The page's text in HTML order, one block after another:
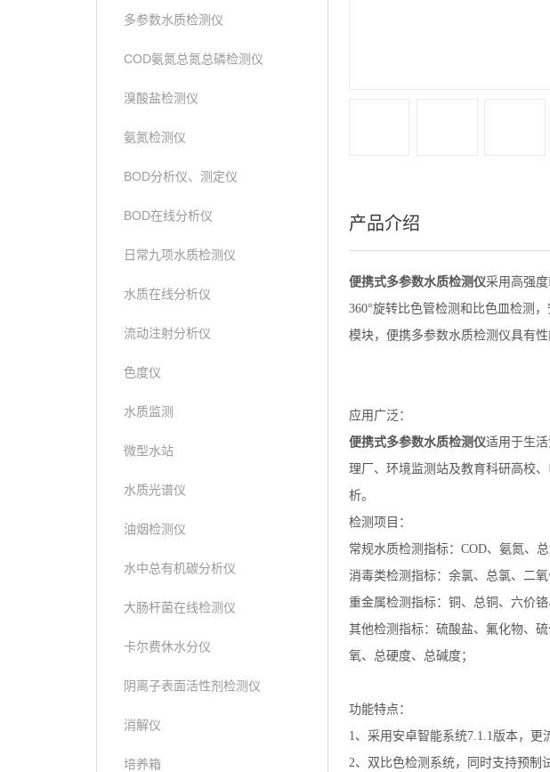
多参数水质检测仪
COD氨氮总氮总磷检测仪
溴酸盐检测仪
氨氮检测仪
BOD分析仪、测定仪
BOD在线分析仪
日常九项水质检测仪
水质在线分析仪
流动注射分析仪
色度仪
水质监测
微型水站
水质光谱仪
油烟检测仪
水中总有机碳分析仪
大肠杆菌在线检测仪
卡尔费休水分仪
阴离子表面活性剂检测仪
消解仪
培养箱
产品介绍
便携式多参数水质检测仪采用高强
360°旋转比色管检测和比色皿检测
模块，便携多参数水质检测仪具有
应用广泛：
便携式多参数水质检测仪适用于生
理厂、环境监测站及教育科研高校
析。
检测项目：
常规水质检测指标：COD、氨氮、
消毒类检测指标：余氯、总氯、二
重金属检测指标：铜、总铜、六价
其他检测指标：硫酸盐、氟化物、
氧、总硬度、总碱度；
功能特点：
1、采用安卓智能系统7.1.1版本，更
2、双比色检测系统，同时支持预制